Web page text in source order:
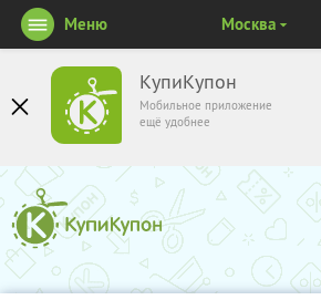
КупиКупон
Мобильное приложение
ещё удобнее
Меню Москва